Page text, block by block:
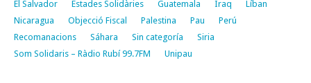
El Salvador
Estades Solidàries Guatemala Iraq
Líban
Nicaragua
Objecció Fiscal Palestina Pau
Perú
Recomanacions
Sáhara Sin categoría
Siria
Som Solidaris – Ràdio Rubí 99.7FM
Unipau